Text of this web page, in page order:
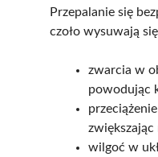
Przepalanie się
czoło wysuwają
zwarcia w
powodując
zwiększając
wilgoć w